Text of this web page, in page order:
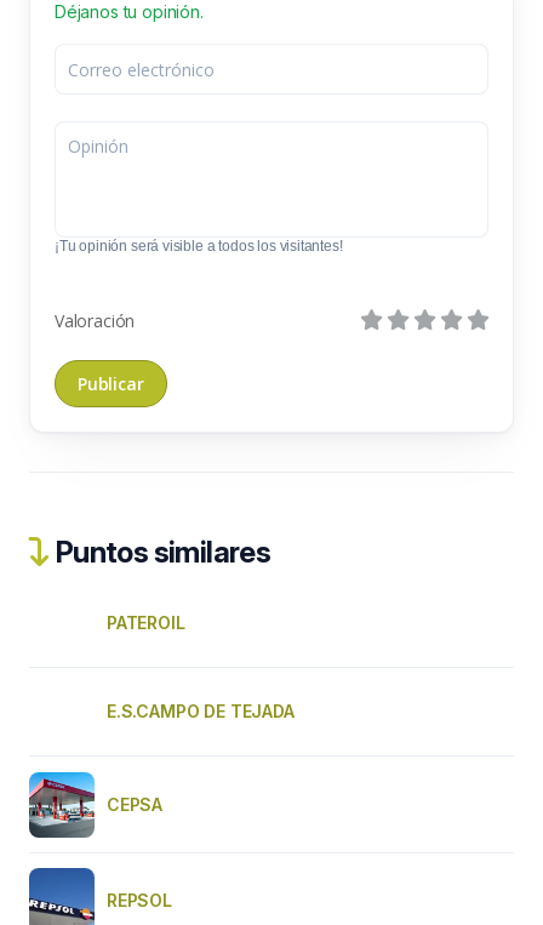
Déjanos tu opinión.
¡Tu opinión será visible a todos los visitantes!
Valoración
Puntos similares
PATEROIL
E.S.CAMPO DE TEJADA
CEPSA
REPSOL